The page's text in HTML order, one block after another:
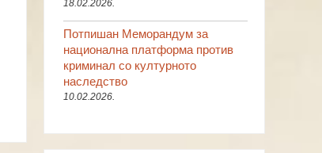
18.02.2026.
Потпишан Меморандум за
национална платформа против
криминал со културното
наследство
10.02.2026.